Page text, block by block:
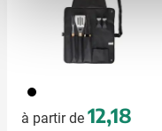
001
à partir de 12,18